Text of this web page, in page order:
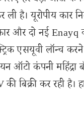
है। यूरोपीय कार
और दो नई Enayq
एसयूवी लॉन्च
ऑटो कंपनी महिंद्रा
बिक्री कर रही